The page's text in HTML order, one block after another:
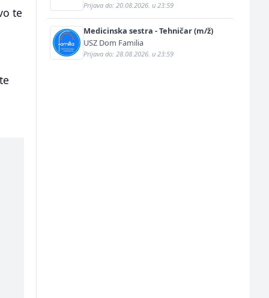
te
Prijava do: 20.08.2026. u 23:59
Medicinska sestra - Tehničar (m/ž)
USZ Dom Familia
Prijava do: 28.08.2026. u 23:59